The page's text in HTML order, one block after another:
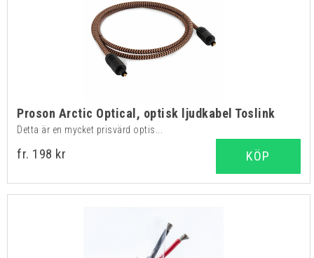
Proson Arctic Optical, optisk ljudkabel Toslink
Detta är en mycket prisvärd optis...
fr. 198 kr KÖP